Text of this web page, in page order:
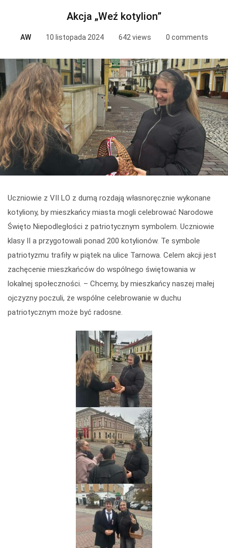
Akcja „Weź kotylion”
AW 10 listopada 2024 642 views 0 comments
Uczniowie z VII LO z dumą rozdają własnoręcznie wykonane
kotyliony, by mieszkańcy miasta mogli celebrować Narodowe
Święto Niepodległości z patriotycznym symbolem. Uczniowie
klasy II a przygotowali ponad 200 kotylionów. Te symbole
patriotyzmu trafiły w piątek na ulice Tarnowa. Celem akcji jest
zachęcenie mieszkańców do wspólnego świętowania w
lokalnej społeczności. – Chcemy, by mieszkańcy naszej małej
ojczyzny poczuli, że wspólne celebrowanie w duchu
patriotycznym może być radosne.